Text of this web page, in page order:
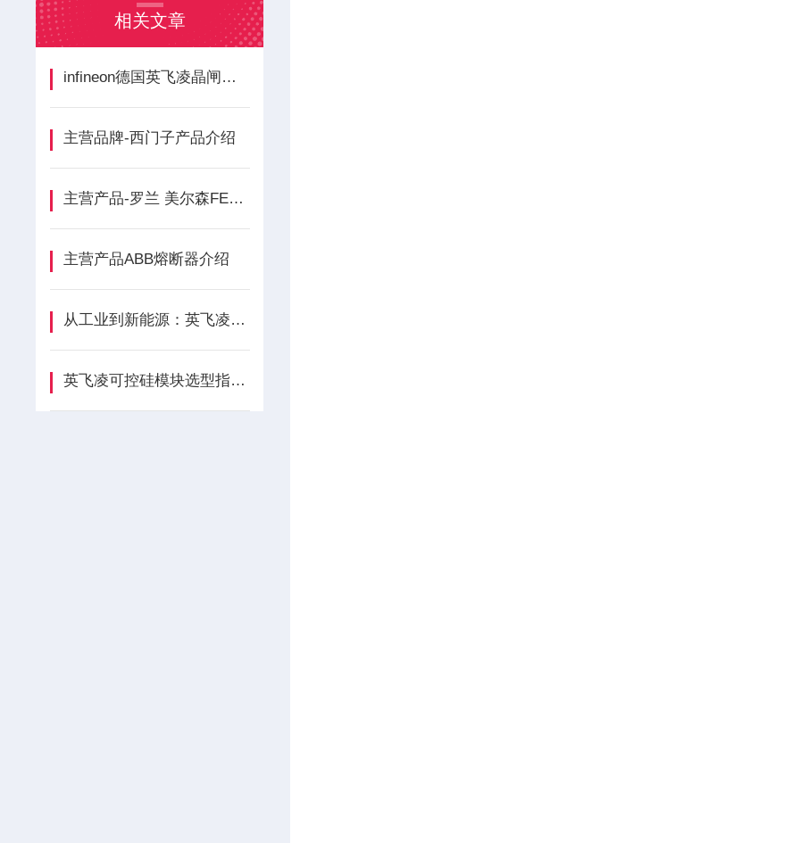
相关文章
infineon德国英飞凌晶闸管整流桥德国工业的“电力心脏”
主营品牌-西门子产品介绍
主营产品-罗兰 美尔森FERRAZ介绍
主营产品ABB熔断器介绍
从工业到新能源：英飞凌二极管模块应用全解析
英飞凌可控硅模块选型指南：精准匹配应用需求的关键步骤